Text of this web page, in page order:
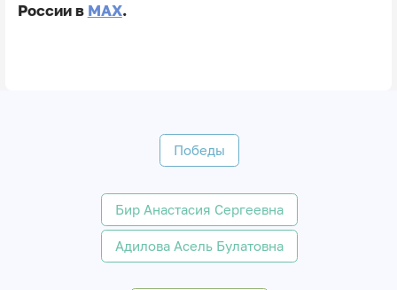
России в MAX.
Победы
Бир Анастасия Сергеевна
Адилова Асель Булатовна